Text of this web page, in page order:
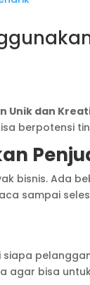
Unik dan
berpotensi
bisnis. Ada
sampai
agar bisa